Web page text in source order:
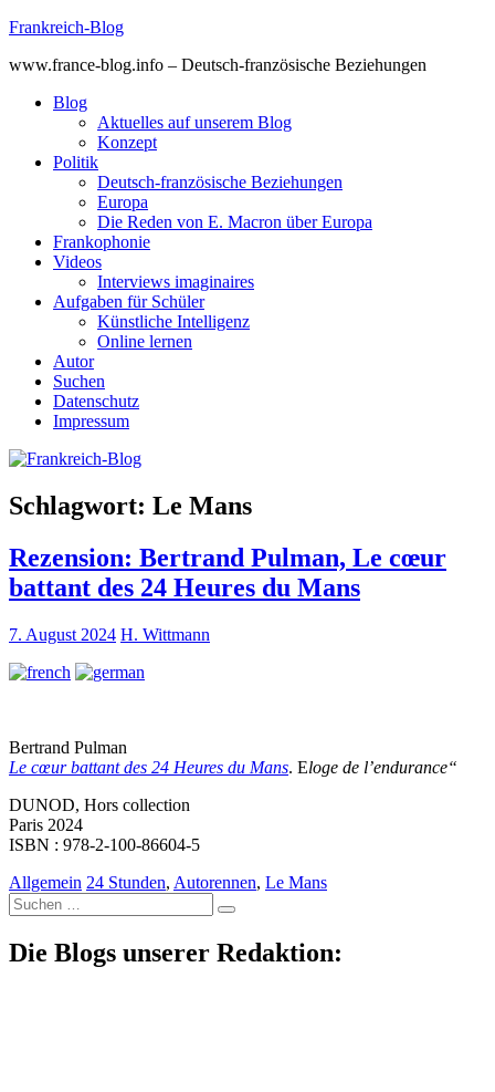
Skip
content
Frankreich-Blog
www.france-blog.info – Deutsch-französische Beziehungen
Blog
Aktuelles auf unserem Blog
Konzept
Politik
Deutsch-französische Beziehungen
Europa
Die Reden von E. Macron über Europa
Frankophonie
Videos
Interviews imaginaires
Aufgaben für Schüler
Künstliche Intelligenz
Online lernen
Autor
Suchen
Datenschutz
Impressum
Schlagwort: Le Mans
Rezension: Bertrand Pulman, Le cœur
battant des 24 Heures du Mans
7. August 2024 H. Wittmann
Bertrand Pulman
Le cœur battant des 24 Heures du Mans. Eloge de l’endurance“
DUNOD, Hors collection
Paris 2024
ISBN : 978-2-100-86604-5
Allgemein 24 Stunden, Autorennen, Le Mans
Suche
nach:
Die Blogs unserer Redaktion: